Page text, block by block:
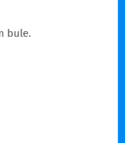
bule.